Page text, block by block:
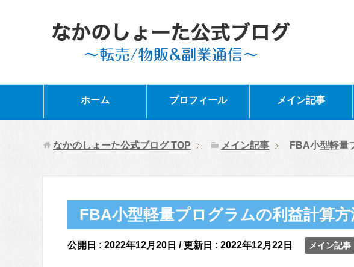
ホーム プロフィール メイン記事
なかのしょーた公式ブログTOP メイン記事 FBA小型軽量
FBA小型軽量プログラムの利益計算
公開日 : 2022年12月20日 / 更新日 : 2022年12月22日 メイン記事